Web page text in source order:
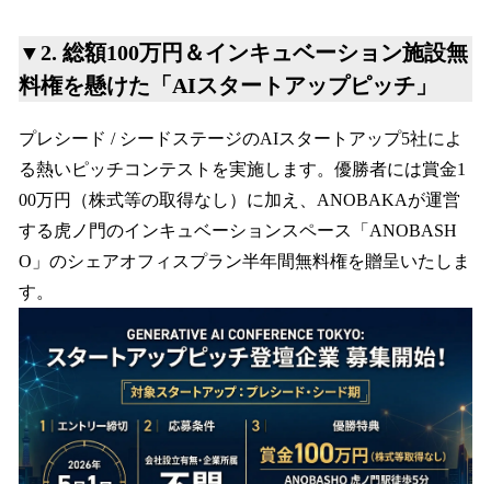
▼2. 総額100万円＆インキュベーション施設無
料権を懸けた「AIスタートアップピッチ」
プレシード / シードステージのAIスタートアップ5社によ
る熱いピッチコンテストを実施します。優勝者には賞金1
00万円（株式等の取得なし）に加え、ANOBAKAが運営
する虎ノ門のインキュベーションスペース「ANOBASH
O」のシェアオフィスプラン半年間無料権を贈呈いたしま
す。